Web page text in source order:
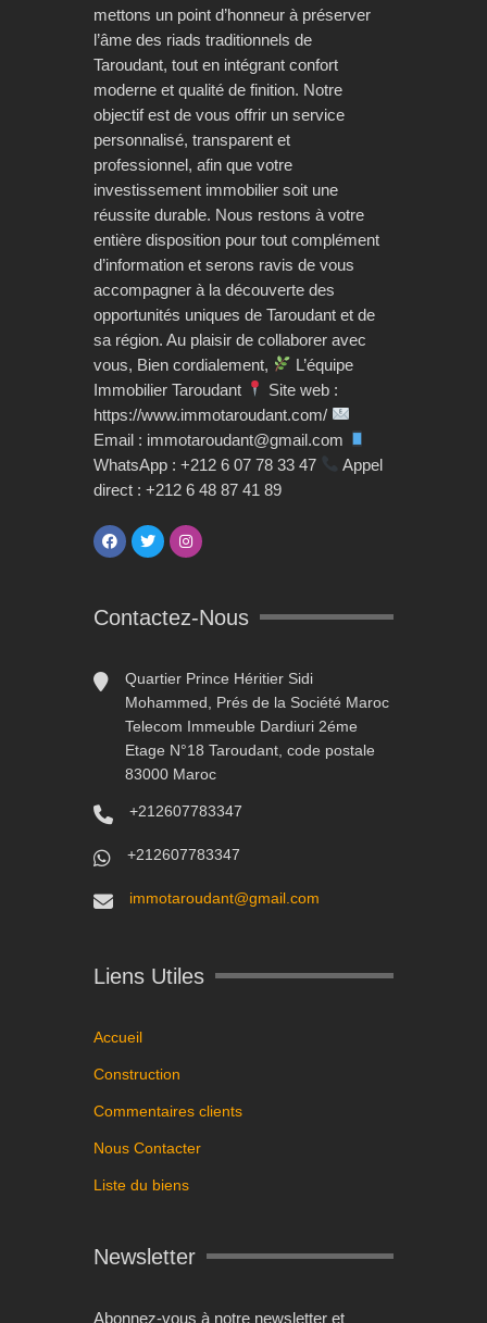
mettons un point d’honneur à préserver
l’âme des riads traditionnels de
Taroudant, tout en intégrant confort
moderne et qualité de finition. Notre
objectif est de vous offrir un service
personnalisé, transparent et
professionnel, afin que votre
investissement immobilier soit une
réussite durable. Nous restons à votre
entière disposition pour tout complément
d’information et serons ravis de vous
accompagner à la découverte des
opportunités uniques de Taroudant et de
sa région. Au plaisir de collaborer avec
vous, Bien cordialement,
L’équipe
Immobilier Taroudant
Site web :
https://www.immotaroudant.com/
Email : immotaroudant@gmail.com
WhatsApp : +212 6 07 78 33 47
Appel
direct : +212 6 48 87 41 89
Contactez-Nous
Quartier Prince Héritier Sidi
Mohammed, Prés de la Société Maroc
Telecom Immeuble Dardiuri 2éme
Etage N°18 Taroudant, code postale
83000 Maroc
+212607783347
+212607783347
immotaroudant@gmail.com
Liens Utiles
Accueil
Construction
Commentaires clients
Nous Contacter
Liste du biens
Newsletter
Abonnez-vous à notre newsletter et